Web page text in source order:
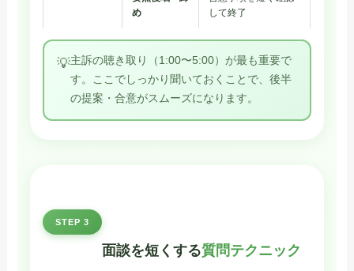
め
して終了
💡主訴の聴き取り（1:00〜5:00）が最も重要で
す。ここでしっかり聞いておくことで、後半
の提案・合意がスムーズになります。
STEP 3
面談を短くする質問テクニック